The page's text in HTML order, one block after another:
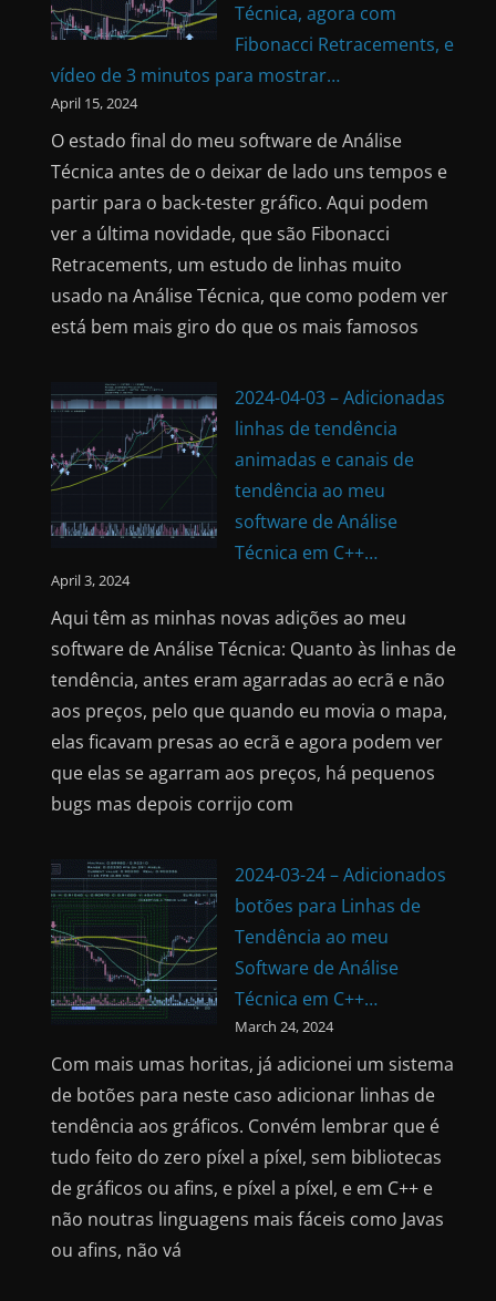
Técnica, agora com
Fibonacci Retracements, e
vídeo de 3 minutos para mostrar…
April 15, 2024
O estado final do meu software de Análise
Técnica antes de o deixar de lado uns tempos e
partir para o back-tester gráfico. Aqui podem
ver a última novidade, que são Fibonacci
Retracements, um estudo de linhas muito
usado na Análise Técnica, que como podem ver
está bem mais giro do que os mais famosos
2024-04-03 – Adicionadas
linhas de tendência
animadas e canais de
tendência ao meu
software de Análise
Técnica em C++…
April 3, 2024
Aqui têm as minhas novas adições ao meu
software de Análise Técnica: Quanto às linhas de
tendência, antes eram agarradas ao ecrã e não
aos preços, pelo que quando eu movia o mapa,
elas ficavam presas ao ecrã e agora podem ver
que elas se agarram aos preços, há pequenos
bugs mas depois corrijo com
2024-03-24 – Adicionados
botões para Linhas de
Tendência ao meu
Software de Análise
Técnica em C++…
March 24, 2024
Com mais umas horitas, já adicionei um sistema
de botões para neste caso adicionar linhas de
tendência aos gráficos. Convém lembrar que é
tudo feito do zero píxel a píxel, sem bibliotecas
de gráficos ou afins, e píxel a píxel, e em C++ e
não noutras linguagens mais fáceis como Javas
ou afins, não vá